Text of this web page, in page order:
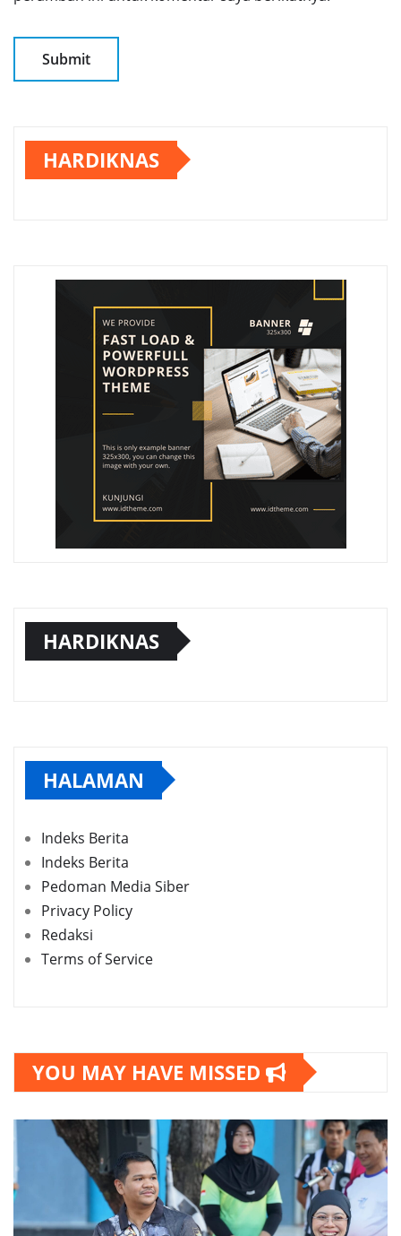
HARDIKNAS
HARDIKNAS
HALAMAN
Indeks Berita
Indeks Berita
Pedoman Media Siber
Privacy Policy
Redaksi
Terms of Service
YOU MAY HAVE MISSED